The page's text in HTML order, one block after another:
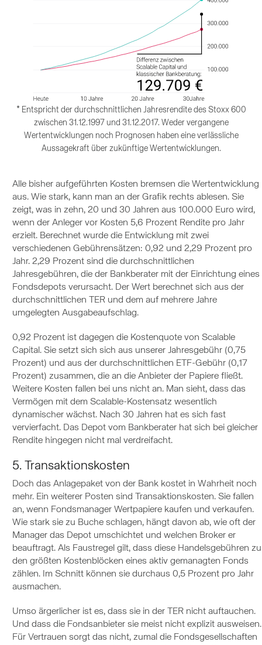
* Entspricht der durchschnittlichen Jahresrendite des Stoxx 600
zwischen 31.12.1997 und 31.12.2017. Weder vergangene
Wertentwicklungen noch Prognosen haben eine verlässliche
Aussagekraft über zukünftige Wertentwicklungen.
Alle bisher aufgeführten Kosten bremsen die Wertentwicklung
aus. Wie stark, kann man an der Grafik rechts ablesen. Sie
zeigt, was in zehn, 20 und 30 Jahren aus 100.000 Euro wird,
wenn der Anleger vor Kosten 5,6 Prozent Rendite pro Jahr
erzielt. Berechnet wurde die Entwicklung mit zwei
verschiedenen Gebührensätzen: 0,92 und 2,29 Prozent pro
Jahr. 2,29 Prozent sind die durchschnittlichen
Jahresgebühren, die der Bankberater mit der Einrichtung eines
Fondsdepots verursacht. Der Wert berechnet sich aus der
durchschnittlichen TER und dem auf mehrere Jahre
umgelegten Ausgabeaufschlag.
0,92 Prozent ist dagegen die Kostenquote von Scalable
Capital. Sie setzt sich sich aus unserer Jahresgebühr (0,75
Prozent) und aus der durchschnittlichen ETF-Gebühr (0,17
Prozent) zusammen, die an die Anbieter der Papiere fließt.
Weitere Kosten fallen bei uns nicht an. Man sieht, dass das
Vermögen mit dem Scalable-Kostensatz wesentlich
dynamischer wächst. Nach 30 Jahren hat es sich fast
vervierfacht. Das Depot vom Bankberater hat sich bei gleicher
Rendite hingegen nicht mal verdreifacht.
5. Transaktionskosten
Doch das Anlagepaket von der Bank kostet in Wahrheit noch
mehr. Ein weiterer Posten sind Transaktionskosten. Sie fallen
an, wenn Fondsmanager Wertpapiere kaufen und verkaufen.
Wie stark sie zu Buche schlagen, hängt davon ab, wie oft der
Manager das Depot umschichtet und welchen Broker er
beauftragt. Als Faustregel gilt, dass diese Handelsgebühren zu
den größten Kostenblöcken eines aktiv gemanagten Fonds
zählen. Im Schnitt können sie durchaus 0,5 Prozent pro Jahr
ausmachen.
Umso ärgerlicher ist es, dass sie in der TER nicht auftauchen.
Und dass die Fondsanbieter sie meist nicht explizit ausweisen.
Für Vertrauen sorgt das nicht, zumal die Fondsgesellschaften